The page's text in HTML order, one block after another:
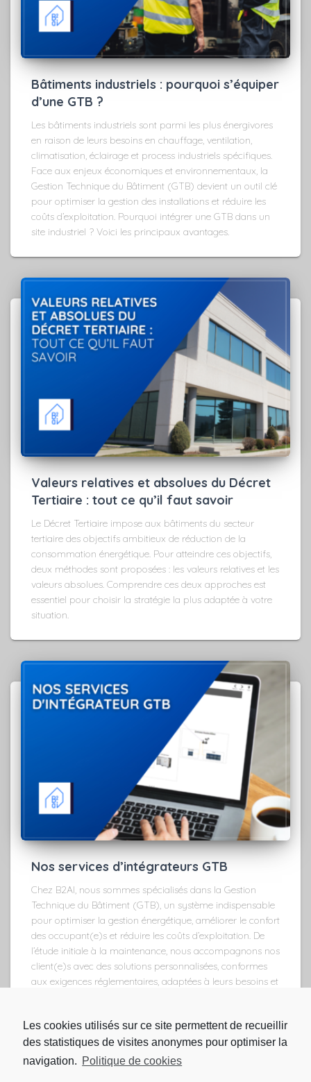
Les cookies utilisés sur ce site permettent de recueillir
des statistiques de visites anonymes pour optimiser la
navigation. Politique de cookies
Bâtiments industriels : pourquoi s’équiper
d’une GTB ?
Les bâtiments industriels sont parmi les plus énergivores
en raison de leurs besoins en chauffage, ventilation,
climatisation, éclairage et process industriels spécifiques.
Face aux enjeux économiques et environnementaux, la
Gestion Technique du Bâtiment (GTB) devient un outil clé
pour optimiser la gestion des installations et réduire les
coûts d’exploitation. Pourquoi intégrer une GTB dans un
site industriel ? Voici les principaux avantages.
Valeurs relatives et absolues du Décret
Tertiaire : tout ce qu’il faut savoir
Le Décret Tertiaire impose aux bâtiments du secteur
tertiaire des objectifs ambitieux de réduction de la
consommation énergétique. Pour atteindre ces objectifs,
deux méthodes sont proposées : les valeurs relatives et les
valeurs absolues. Comprendre ces deux approches est
essentiel pour choisir la stratégie la plus adaptée à votre
situation.
Nos services d’intégrateurs GTB
Chez B2AI, nous sommes spécialisés dans la Gestion
Technique du Bâtiment (GTB), un système indispensable
pour optimiser la gestion énergétique, améliorer le confort
des occupant(e)s et réduire les coûts d’exploitation. De
l’étude initiale à la maintenance, nous accompagnons nos
client(e)s avec des solutions personnalisées, conformes
aux exigences réglementaires, adaptées à leurs besoins et